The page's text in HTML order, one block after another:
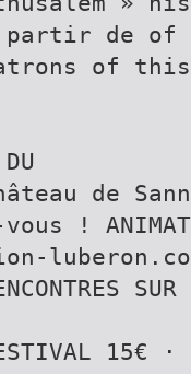
à partir de
of this
de
!
FESTIVAL